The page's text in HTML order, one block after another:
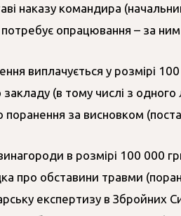
наказу командира
опрацювання – за
виплачується у розмірі
(в тому числі з
за висновком
в розмірі 100 000
про обставини травми
експертизу в Збройних